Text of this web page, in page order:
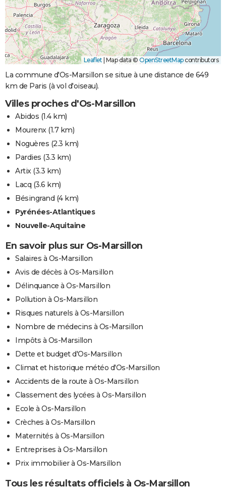
Leaflet Map data © OpenStreetMapcontributors
La commune d'Os-Marsillon se situe à une distance de 649
km de Paris (à vol d'oiseau).
Villes proches d'Os-Marsillon
Abidos (1.4 km)
Mourenx(1.7 km)
Noguères (2.3 km)
Pardies (3.3 km)
Artix(3.3 km)
Lacq (3.6 km)
Bésingrand (4 km)
Pyrénées-Atlantiques
Nouvelle-Aquitaine
En savoir plus sur Os-Marsillon
Salaires à Os-Marsillon
Avis de décès à Os-Marsillon
Délinquance à Os-Marsillon
Pollution à Os-Marsillon
Risques naturels à Os-Marsillon
Nombre de médecins à Os-Marsillon
Impôts à Os-Marsillon
Dette et budget d'Os-Marsillon
Climat et historique météo d'Os-Marsillon
Accidents de la route à Os-Marsillon
Classement des lycées à Os-Marsillon
Ecole à Os-Marsillon
Crèches à Os-Marsillon
Maternités à Os-Marsillon
Entreprises à Os-Marsillon
Prix immobilier à Os-Marsillon
Tous les résultats officiels à Os-Marsillon